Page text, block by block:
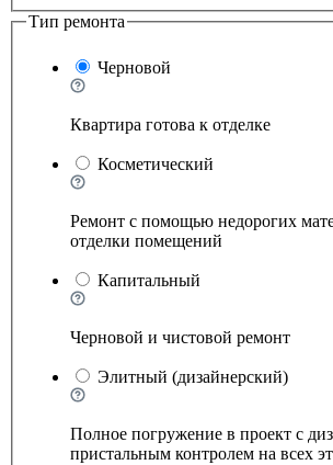
Тип ремонта
Черновой
Квартира готова к отделке
Косметический
Ремонт с помощью недорогих
отделки помещений
Капитальный
Черновой и чистовой ремонт
Элитный (дизайнерский)
Полное погружение в проект с
пристальным контролем на всех